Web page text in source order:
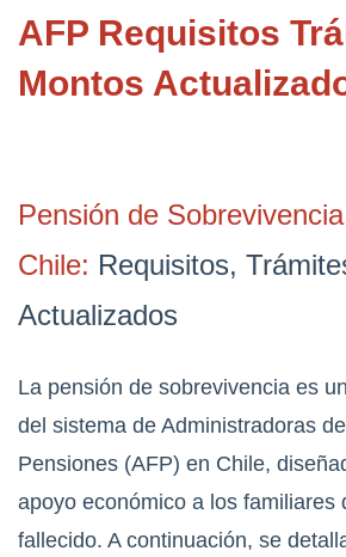
AFP Requisitos
Montos
Pensión de
Chile: Requisitos,
Actualizados
La pensión de sobrevivencia es
del sistema de Administradoras
Pensiones (AFP) en Chile,
apoyo económico a los familiares
fallecido. A continuación, se